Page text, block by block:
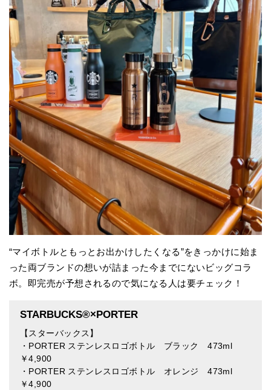
“マイボトルともっとお出かけしたくなる”をきっかけに始ま
った両ブランドの想いが詰まった今までにないビッグコラ
ボ。即完売が予想されるので気になる人は要チェック！
STARBUCKS®×PORTER
【スターバックス】
・PORTER ステンレスロゴボトル ブラック 473ml
￥4,900
・PORTER ステンレスロゴボトル オレンジ 473ml
￥4,900